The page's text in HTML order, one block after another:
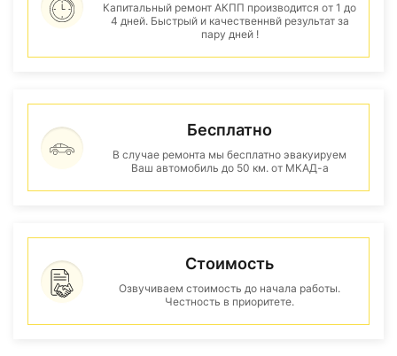
Капитальный ремонт АКПП производится от 1 до
4 дней. Быстрый и качественнвй результат за
пару дней !
Бесплатно
В случае ремонта мы бесплатно эвакуируем
Ваш автомобиль до 50 км. от МКАД-а
Стоимость
Озвучиваем стоимость до начала работы.
Честность в приоритете.